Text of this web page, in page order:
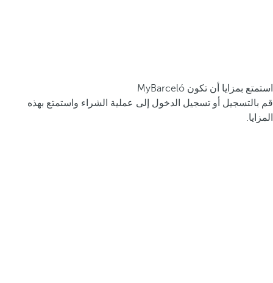
استمتع بمزايا أن تكون MyBarceló
قم بالتسجيل أو تسجيل الدخول إلى عملية الشراء واستمتع بهذه
المزايا.